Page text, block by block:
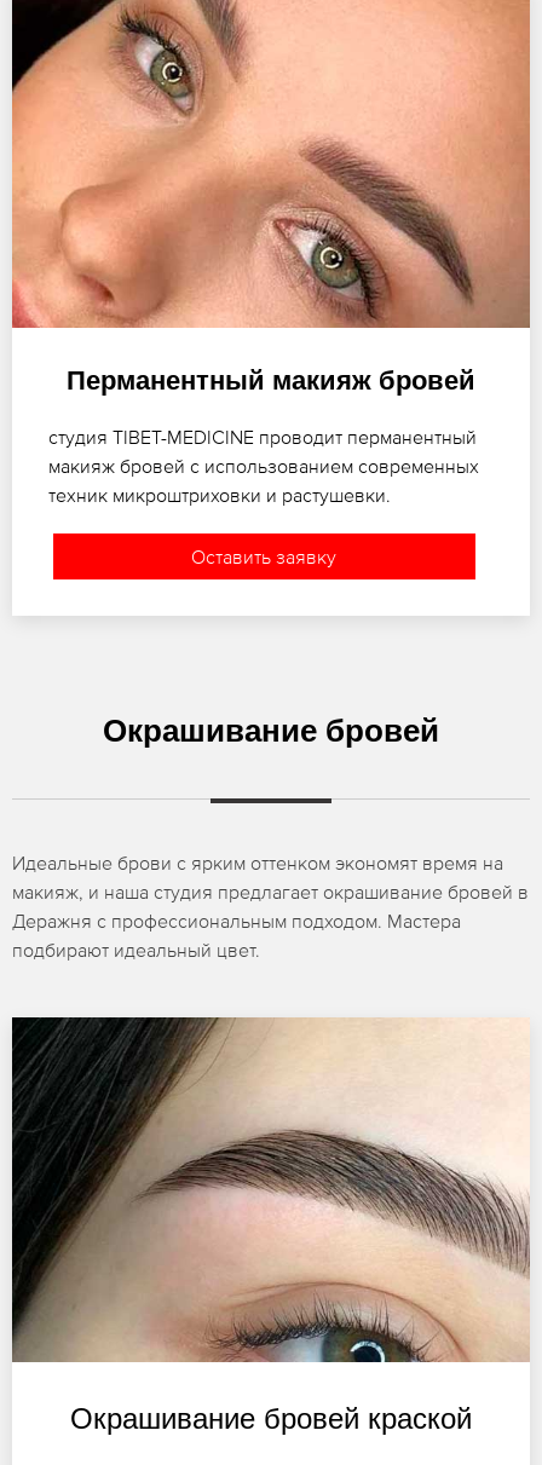
Перманентный макияж бровей
студия TIBET-MEDICINE проводит перманентный
макияж бровей с использованием современных
техник микроштриховки и растушевки.
Оставить заявку
Окрашивание бровей
Идеальные брови с ярким оттенком экономят время на
макияж, и наша студия предлагает окрашивание бровей в
Деражня с профессиональным подходом. Мастера
подбирают идеальный цвет.
Окрашивание бровей краской